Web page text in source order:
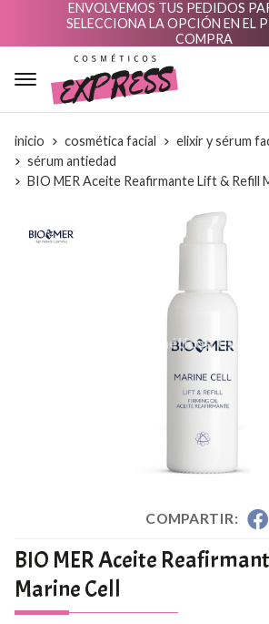
ENVOLVEMOS TUS PEDIDOS
SELECCIONA LA OPCIÓN EN EL
COMPRA
inicio cosmética facial
elixir y sérum
sérum antiedad
BIO MER Aceite Reafirmante Lift & Refill
COMPARTIR:
BIO MER Aceite
Marine Cell